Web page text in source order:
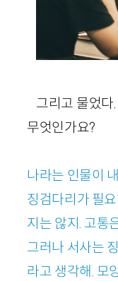
그리고 물었다
무엇인가요?
나라는 인물이
징검다리가 필
지는 않지. 고통
그러나 서사는
라고 생각해. 모